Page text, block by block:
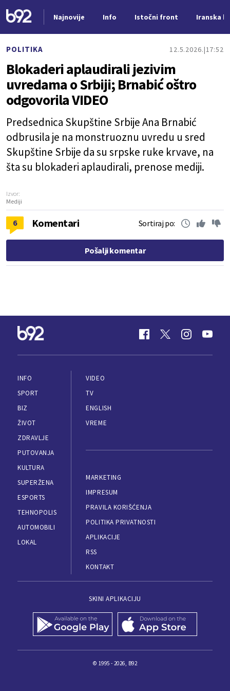
Najnovije Info Istočni front Iranska
POLITIKA 12.5.2026. 17:52
Blokaderi aplaudirali jezivim
uvredama o Srbiji; Brnabić oštro
odgovorila VIDEO
Predsednica Skupštine Srbije Ana Brnabić
odbrusila je na monstruoznu uvredu u sred
Skupštine Srbije da su srpske ruke krvave, na
šta su blokaderi aplaudirali, prenose mediji.
Izvor:
Mediji
6 Komentari Sortiraj po:
Pošalji komentar
INFO
SPORT
BIZ
ŽIVOT
ZDRAVLJE
PUTOVANJA
KULTURA
SUPERŽENA
ESPORTS
TEHNOPOLIS
AUTOMOBILI
LOKAL
VIDEO
TV
ENGLISH
VREME
MARKETING
IMPRESUM
PRAVILA KORIŠĆENJA
POLITIKA PRIVATNOSTI
APLIKACIJE
RSS
KONTAKT
SKINI APLIKACIJU
© 1995 - 2026, B92